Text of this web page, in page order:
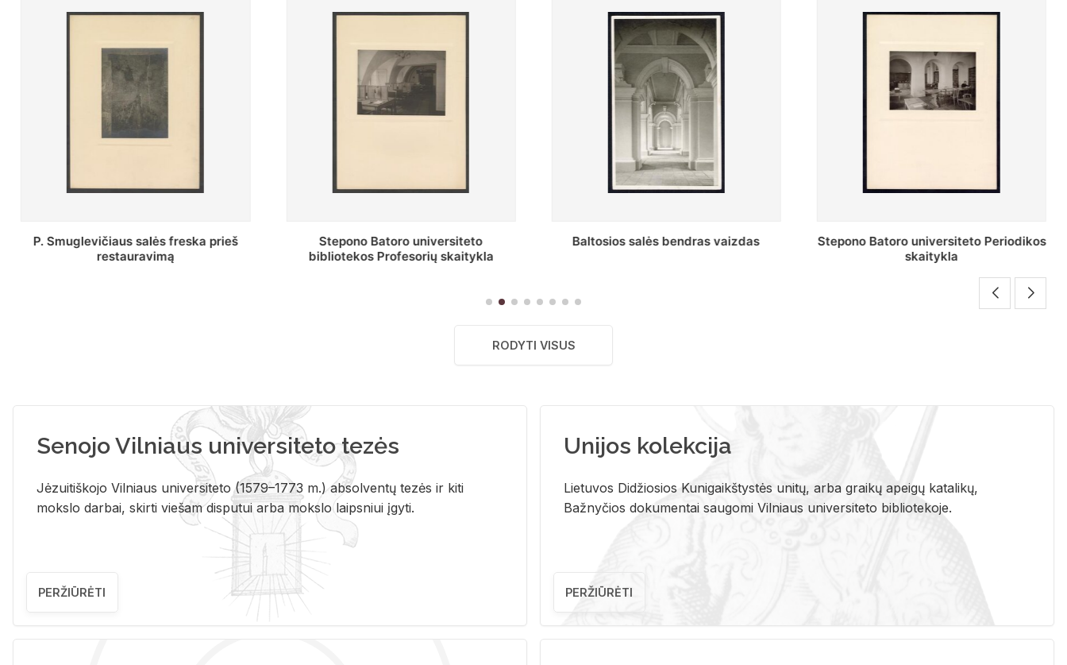
Stepono Batoro universiteto
bibliotekos Profesorių skaitykla
Baltosios salės bendras vaizdas
Stepono Batoro universiteto Periodikos
Periodikos skaitykla Stepono Batoro
universiteto bibliotekoje
RODYTI VISUS
Senojo Vilniaus universiteto tezės
Jėzuitiškojo Vilniaus universiteto (1579–1773 m.) absolventų tezės ir kiti
mokslo darbai, skirti viešam disputui arba mokslo laipsniui įgyti.
PERŽIŪRĖTI
Unijos kolekcija
Lietuvos Didžiosios Kunigaikštystės unitų, arba graikų apeigų katalikų,
Bažnyčios dokumentai saugomi Vilniaus universiteto bibliotekoje.
PERŽIŪRĖTI